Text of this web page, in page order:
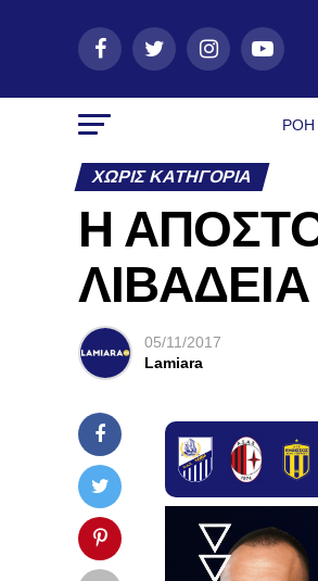
ΡΟΗ
ΧΩΡΊΣ ΚΑΤΗΓΟΡΊΑ
Η
ΛΙΒΑΔΕΙΑ
05/11/2017
Lamiara